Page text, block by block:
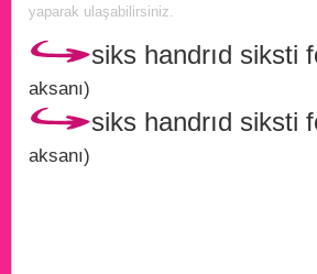
yaparak ulaşabilirsiniz.
siks handrıd siksti
aksanı)
siks handrıd siksti
aksanı)